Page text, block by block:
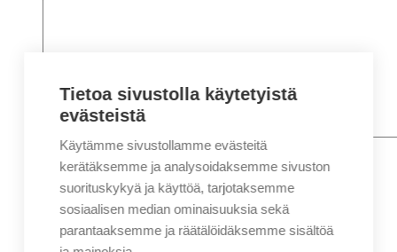
Nimi*
Etunimi
Sukunimi
Sähköposti*
Tietoa sivustolla käytetyistä
evästeistä
Käytämme sivustollamme evästeitä
kerätäksemme ja analysoidaksemme sivuston
suorituskykyä ja käyttöä, tarjotaksemme
sosiaalisen median ominaisuuksia sekä
parantaaksemme ja räätälöidäksemme sisältöä